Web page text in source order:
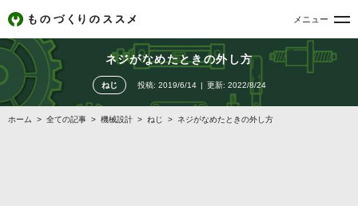
メニュー
ネジがなめたときの外し方
ねじ 投稿: 2019/6/14 更新: 2022/8/24
ホーム > 全ての記事 > 機械設計 > ねじ > ネジがなめたときの外し方